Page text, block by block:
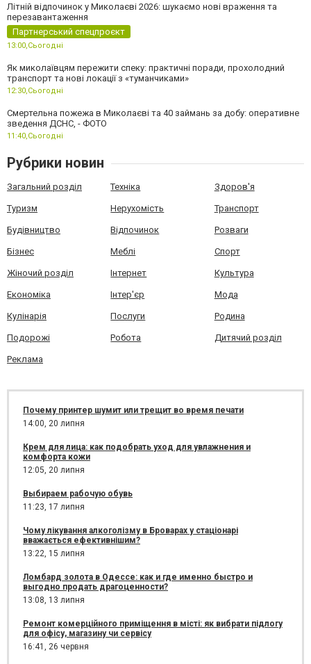
Літній відпочинок у Миколаєві 2026: шукаємо нові враження та
перезавантаження
Партнерський спецпроєкт
13:00, Сьогодні
Як миколаївцям пережити спеку: практичні поради, прохолодний
транспорт та нові локації з «туманчиками»
12:30, Сьогодні
Смертельна пожежа в Миколаєві та 40 займань за добу: оперативне
зведення ДСНС, - ФОТО
11:40, Сьогодні
Рубрики новин
Загальний розділ Техніка Здоров'я
Туризм Нерухомість Транспорт
Будівництво Відпочинок Розваги
Бізнес Меблі Спорт
Жіночий розділ Інтернет Культура
Економіка Інтер'єр Мода
Кулінарія Послуги Родина
Подорожі Робота Дитячий розділ
Реклама
Почему принтер шумит или трещит во время печати
14:00, 20 липня
Крем для лица: как подобрать уход для увлажнения и
комфорта кожи
12:05, 20 липня
Выбираем рабочую обувь
11:23, 17 липня
Чому лікування алкоголізму в Броварах у стаціонарі
вважається ефективнішим?
13:22, 15 липня
Ломбард золота в Одессе: как и где именно быстро и
выгодно продать драгоценности?
13:08, 13 липня
Ремонт комерційного приміщення в місті: як вибрати підлогу
для офісу, магазину чи сервісу
16:41, 26 червня